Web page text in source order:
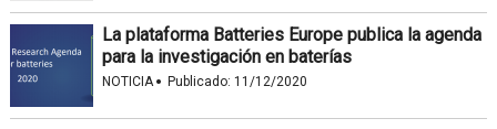
La plataforma Batteries Europe publica la agenda
para la investigación en baterías
NOTICIA· Publicado: 11/12/2020